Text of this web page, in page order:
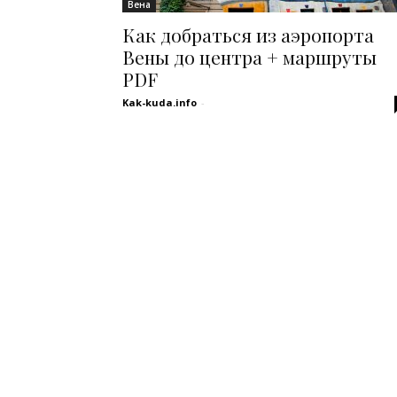
Вена
Как добраться из аэропорта
Вены до центра + маршруты
PDF
Kak-kuda.info -